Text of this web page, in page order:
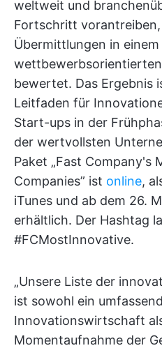
weltweit und
Fortschritt
Übermittlungen in einem
bewertet. Das Ergebnis
Leitfaden für
Start-ups in der
der wertvollsten
Paket „Fast Company's
Companies” ist online,
iTunes und ab dem 26.
erhältlich. Der Hashtag
#FCMostInnovative.
„Unsere Liste der
ist sowohl ein
Innovationswirtschaft
Momentaufnahme der